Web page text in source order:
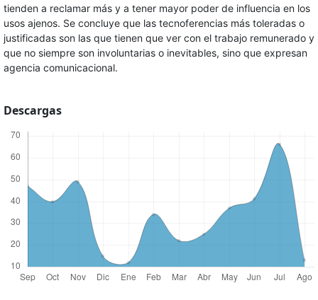
tienden a reclamar más y a tener mayor poder de influencia en los
usos ajenos. Se concluye que las tecnoferencias más toleradas o
justificadas son las que tienen que ver con el trabajo remunerado y
que no siempre son involuntarias o inevitables, sino que expresan
agencia comunicacional.
Descargas